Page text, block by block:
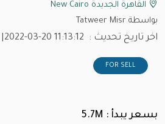
القاهرة الجديدة New Cairo
بواسطة Tatweer Misr
اخر تاريخ تحديث : 2022-03-20 11:13:12
FOR SELL
بسعر يبدأ : 5.7M